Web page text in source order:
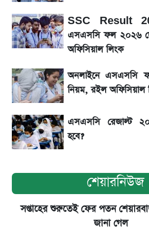
শেয়ার বিজকে লিগ্যাল নোটিশ
বিতর্ক
নিয়ম
SSC Result
এসএসসি ফল ২০২৬
অফিসিয়াল লিংক
অনলাইনে এসএসসি
নিয়ম, রইল অফিসিয়াল
এসএসসি রেজাল্ট
হবে?
শেয়ারনিউজ
সপ্তাহের শুরুতেই ফের পতন
জানা গেল